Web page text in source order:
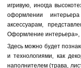
игривую, иногда
оформлении
аксессуарам,
Оформление интерьера»,
Здесь можно будет
и технологиями, как
наполнителем (трава,